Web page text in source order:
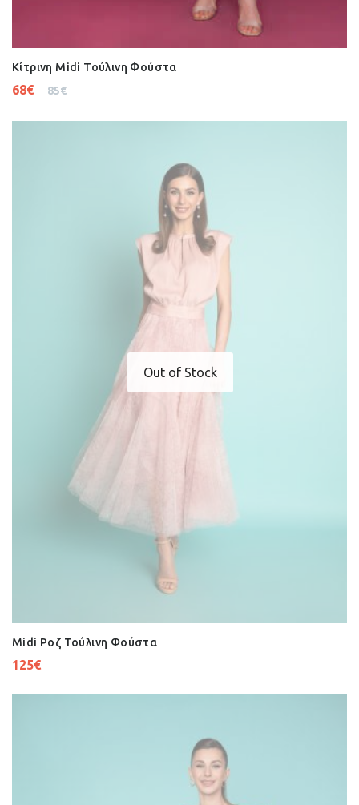
Κίτρινη Midi Τούλινη Φούστα
85€
68€
Out of Stock
Midi Ροζ Τούλινη Φούστα
125€